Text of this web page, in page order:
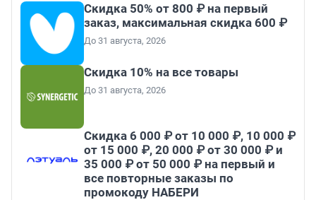
Скидка 50% от 800 ₽ на первый
заказ, максимальная скидка 600 ₽
До 31 августа, 2026
Скидка 10% на все товары
До 31 августа, 2026
Скидка 6 000 ₽ от 10 000 ₽, 10 000 ₽
от 15 000 ₽, 20 000 ₽ от 30 000 ₽ и
35 000 ₽ от 50 000 ₽ на первый и
все повторные заказы по
промокоду НАБЕРИ